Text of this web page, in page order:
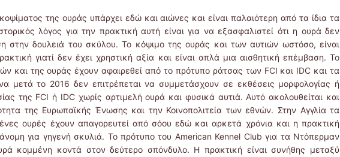
της ουράς υπάρχει εδώ και αιώνες και είναι παλαιότερη από τα ίδια τα
λόγος για την πρακτική αυτή είναι για να εξασφαλιστεί ότι η ουρά δεν
στην δουλειά του σκύλου. Το κόψιμο της ουράς και των αυτιών ωστόσο, είναι
γιατί δεν έχει χρηστική αξία και είναι απλά μια αισθητική επέμβαση. Το
και της ουράς έχουν αφαιρεθεί από το πρότυπο ράτσας των FCI και IDC και τα
μετά το 2016 δεν επιτρέπεται να συμμετάσχουν σε εκθέσεις μορφολογίας ή
της FCI ή IDC χωρίς αρτιμελή ουρά και φυσικά αυτιά. Αυτό ακολουθείται και
της Ευρωπαϊκής Ένωσης και την Κοινοπολιτεία των εθνών. Στην Αγγλία τα
ουρές έχουν απαγορευτεί από σόου εδώ και αρκετά χρόνια και η πρακτική
για γηγενή σκυλιά. Το πρότυπο του American Kennel Club για τα Ντόπερμαν
κομμένη κοντά στον δεύτερο σπόνδυλο. Η πρακτική είναι συνήθης μεταξύ